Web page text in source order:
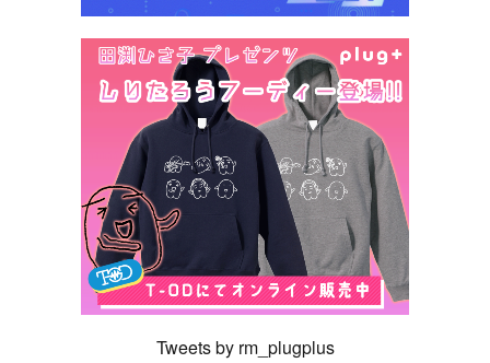
Tweets by rm_plugplus